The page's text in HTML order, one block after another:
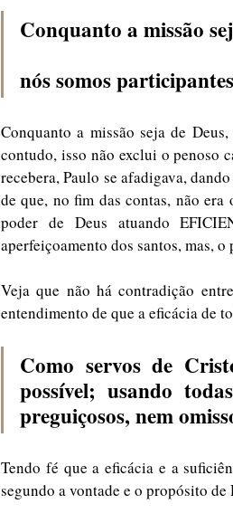
Conquanto a missão
nós somos
Conquanto a missão seja de
contudo, isso não exclui o penoso
recebera, Paulo se afadigava,
de que, no fim das contas, não
poder de Deus atuando
aperfeiçoamento dos santos, mas,
Veja que não há contradição
entendimento de que a eficácia de
Como servos de
possível; usando
preguiçosos, nem
Tendo fé que a eficácia e a
segundo a vontade e o propósito de